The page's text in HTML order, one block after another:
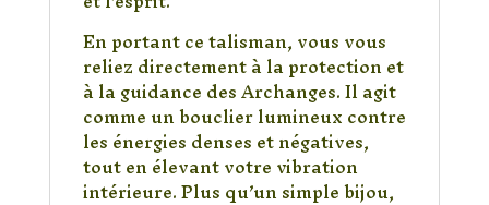
En portant ce talisman, vous vous
reliez directement à la protection et
à la guidance des Archanges. Il agit
comme un bouclier lumineux contre
les énergies denses et négatives,
tout en élevant votre vibration
intérieure. Plus qu’un simple bijou,